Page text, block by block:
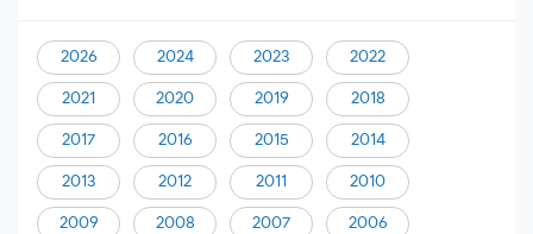
2026 2024 2023 2022
2021 2020 2019 2018
2017 2016 2015 2014
2013 2012 2011 2010
2009 2008 2007 2006